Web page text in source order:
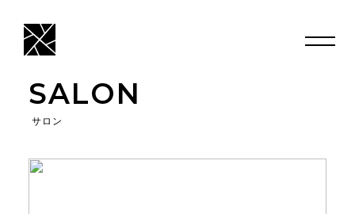
SALON
サロン